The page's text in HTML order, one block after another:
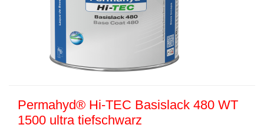
Permahyd® Hi-TEC Basislack 480 WT
1500 ultra tiefschwarz